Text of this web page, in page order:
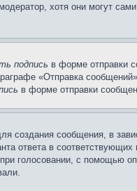
хотя они могут
подпись в форме отправки
«Отправка
в форме отправки
создания сообщения, в
ответа в
голосовании, с помощью